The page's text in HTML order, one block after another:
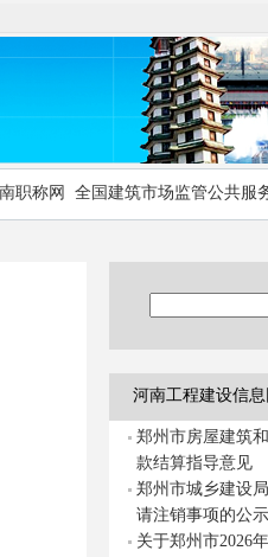
职称网 全国建筑市场监管公共服
河南工程建设信
郑州市房屋建筑
款结算指导意见
郑州市城乡建设
请注销事项的公示
关于郑州市2026